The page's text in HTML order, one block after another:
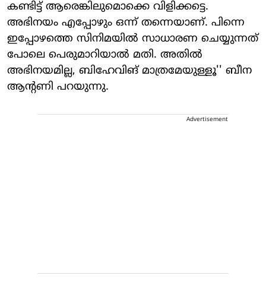
കണ്ടിട്ട് ആരെങ്കിലുമൊക്കെ വിളിക്കട്ടെ.
അഭിനയം എപ്പോഴും ഒന്ന് തന്നെയാണ്. പിന്നെ
ഇപ്പോഴത്തെ സിനിമയില്‍ സാധാരണ ചെയ്യുന്നത്
പോലെ പെരുമാറിയാല്‍ മതി. അതില്‍
അഭിനയമില്ല, ബിഹേവിങ് മാത്രമേയുള്ളൂ'' ബീന
ആന്റണി പറയുന്നു.
Advertisement